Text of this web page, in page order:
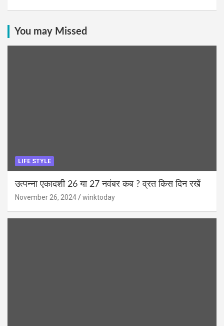
You may Missed
LIFE STYLE
उत्पन्ना एकादशी 26 या 27 नवंबर कब ? व्रत किस दिन रखें
November 26, 2024 winktoday